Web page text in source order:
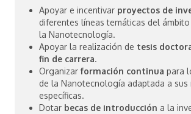
Apoyar e incentivar proyectos de
diferentes líneas temáticas del
la Nanotecnología.
Apoyar la realización de tesis
fin de carrera.
Organizar formación continua para
de la Nanotecnología adaptada a sus
específicas.
Dotar becas de introducción a la